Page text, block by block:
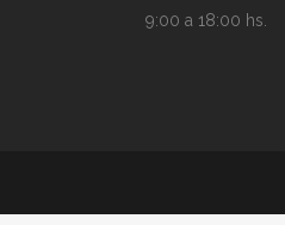
9:00 a 18:00 hs.